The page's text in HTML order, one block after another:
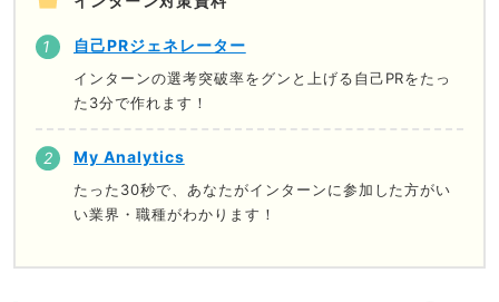
自己PRジェネレーター
インターンの選考突破率をグンと上げる自己PRをたっ
た3分で作れます！
My Analytics
たった30秒で、あなたがインターンに参加した方がい
い業界・職種がわかります！